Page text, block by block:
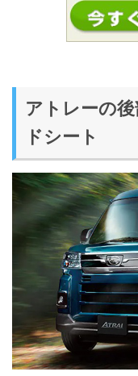
アトレーの
ドシート